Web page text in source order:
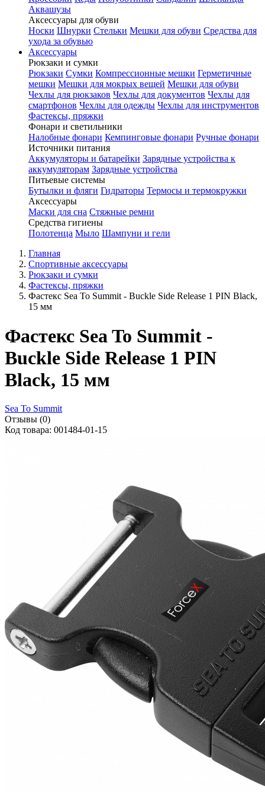
Аквашузы
Аксессуары для обуви
Носки Шнурки Стельки Мешки для обуви Средства для
ухода за обувью
Аксессуары
Рюкзаки и сумки
Рюкзаки Сумки Компрессионные мешки Герметичные
мешки Мешки для мокрых вещей Мешки для обуви
Чехлы для рюкзаков Чехлы для документов Чехлы для
смартфонов Чехлы для одежды Чехлы для инструментов
Фастексы, пряжки
Фонари и светильники
Налобные фонари Кемпинговые фонари Ручные фонари
Источники питания
Аккумуляторы и батарейки Зарядные устройства к
аккумуляторам Зарядные устройства
Питьевые системы
Бутылки и фляги Гидраторы Термосы и термокружки
Аксессуары
Маски для сна Стяжные ремни
Средства гигиены
Полотенца Мыло Шампуни и гели
Главная
Спортивные аксессуары
Рюкзаки и сумки
Фастексы, пряжки
Фастекс Sea To Summit - Buckle Side Release 1 PIN Black,
15 мм
Фастекс Sea To Summit -
Buckle Side Release 1 PIN
Black, 15 мм
Sea To Summit
Отзывы (0)
Код товара: 001484-01-15